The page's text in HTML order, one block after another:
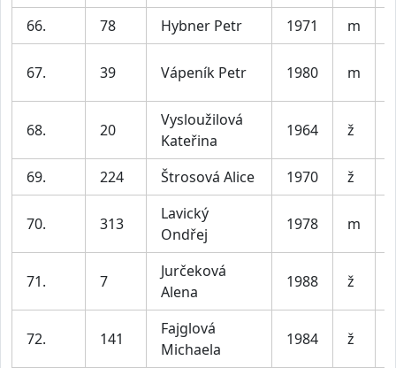
66.
78 Hybner Petr 1971 m
67. 39 Vápeník Petr 1980 m
68. 20
Vysloužilová
Kateřina
1964 ž
69. 224 Štrosová Alice 1970 ž
70. 313
Lavický
Ondřej
1978 m
71. 7
Jurčeková
Alena
1988 ž
72. 141
Fajglová
Michaela
1984 ž